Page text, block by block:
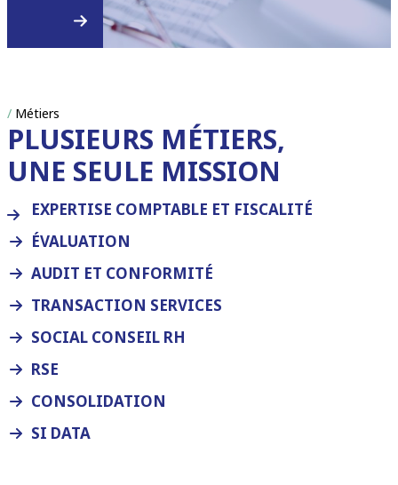
/ Métiers
PLUSIEURS MÉTIERS,
UNE SEULE MISSION
EXPERTISE COMPTABLE ET FISCALITÉ
ÉVALUATION
AUDIT ET CONFORMITÉ
TRANSACTION SERVICES
SOCIAL CONSEIL RH
RSE
CONSOLIDATION
SI DATA